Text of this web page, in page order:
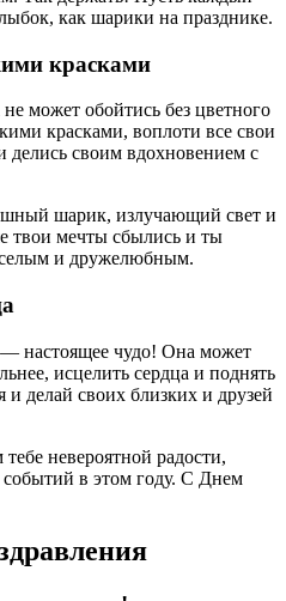
как шарики на празднике.
красками
может обойтись без цветного
красками, воплоти все свои
своим вдохновением с
шарик, излучающий свет и
твои мечты сбылись и ты
и дружелюбным.
настоящее чудо! Она может
исцелить сердца и поднять
и делай своих близких и друзей
невероятной радости,
в этом году. С Днем